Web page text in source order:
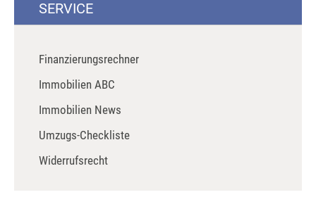
SERVICE
Finanzierungsrechner
Immobilien ABC
Immobilien News
Umzugs-Checkliste
Widerrufsrecht